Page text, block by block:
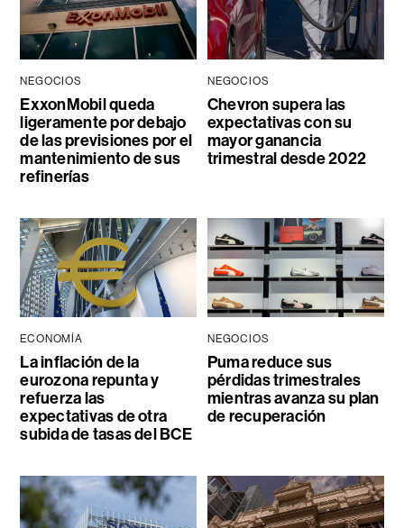
NEGOCIOS
ExxonMobil queda
ligeramente por debajo
de las previsiones por el
mantenimiento de sus
refinerías
NEGOCIOS
Chevron supera las
expectativas con su
mayor ganancia
trimestral desde 2022
ECONOMÍA
La inflación de la
eurozona repunta y
refuerza las
expectativas de otra
subida de tasas del BCE
NEGOCIOS
Puma reduce sus
pérdidas trimestrales
mientras avanza su plan
de recuperación